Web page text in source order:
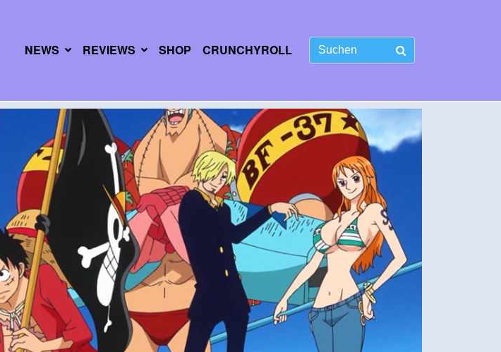
NEWS REVIEWS SHOP CRUNCHYROLL